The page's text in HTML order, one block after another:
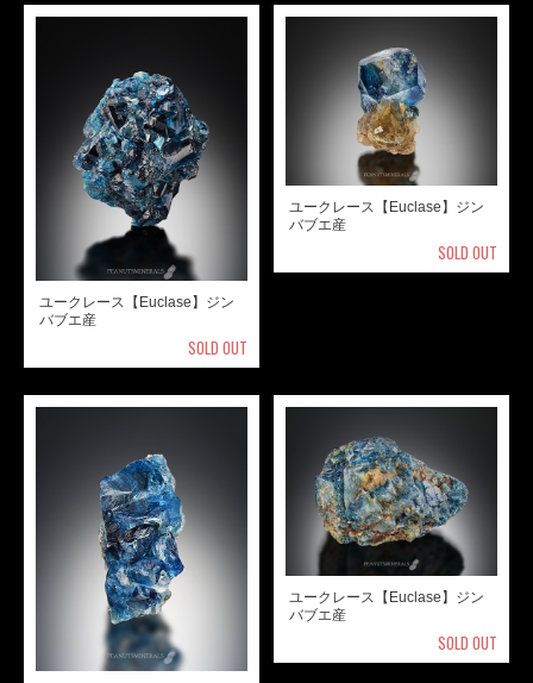
ユークレース【Euclase】ジン
バブエ産
SOLD OUT
ユークレース【Euclase】ジン
バブエ産
SOLD OUT
ユークレース【Euclase】ジン
バブエ産
SOLD OUT